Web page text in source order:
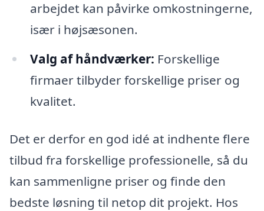
arbejdet kan påvirke omkostningerne,
især i højsæsonen.
Valg af håndværker: Forskellige
firmaer tilbyder forskellige priser og
kvalitet.
Det er derfor en god idé at indhente flere
tilbud fra forskellige professionelle, så du
kan sammenligne priser og finde den
bedste løsning til netop dit projekt. Hos